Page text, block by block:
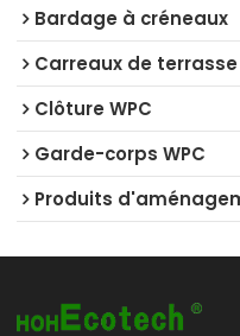
Bardage à créneaux
Carreaux de terrasse
Clôture WPC
Garde-corps WPC
Produits